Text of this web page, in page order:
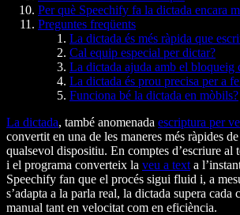
Per què Speechify fa la dictada encara
Preguntes freqüents
La dictada és més ràpida que
Cal equip especial per dictar?
La dictada ajuda amb el bloqueig
La dictada és prou precisa per a
Funciona bé la dictada en mòbils?
La dictada, també anomenada escriptura per
convertit en una de les maneres més ràpides
qualsevol dispositiu. En comptes d’escriure al
i el programa converteix la veu a text a
Speechify fan que el procés sigui fluid i, a
s’adapta a la parla real, la dictada supera cada
manual tant en velocitat com en eficiència.